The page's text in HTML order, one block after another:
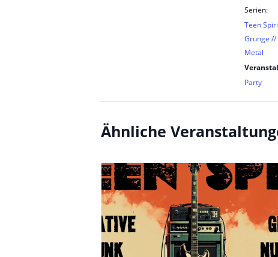
Serien:
Teen
Grunge //
Metal
Party
Ähnliche